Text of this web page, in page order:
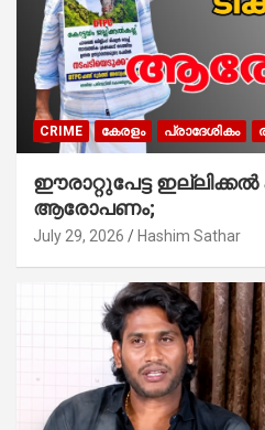
CRIME കേരളം പ്രാദേശികം
ഈരാറ്റുപേട്ട ഇല്ലിക്കൽ
ആരോപണം;
July 29, 2026 Hashim Sathar